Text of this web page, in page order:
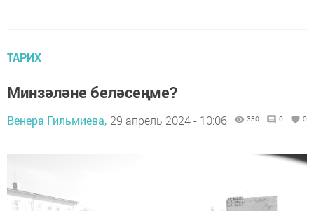
ТАРИХ
Минзәләне беләсеңме?
Венера Гильмиева, 29 апрель 2024 - 10:06 330 0 0